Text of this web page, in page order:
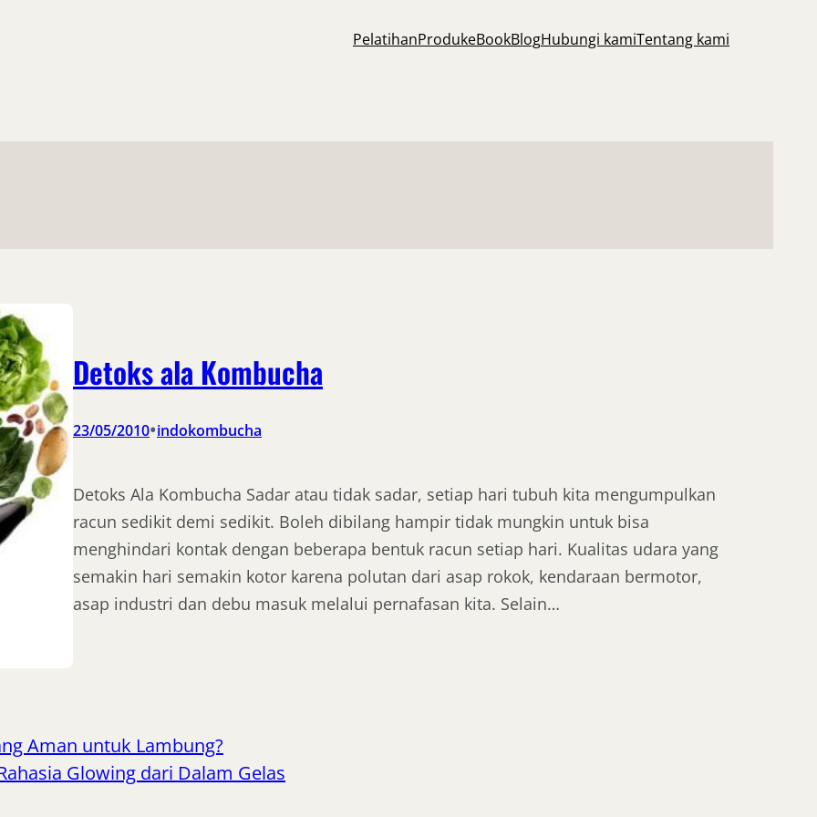
PelatihanProdukeBookBlogHubungi kamiTentang kami
Detoks ala Kombucha
23/05/2010•indokombucha
Detoks Ala Kombucha Sadar atau tidak sadar, setiap hari tubuh kita mengumpulkan
racun sedikit demi sedikit. Boleh dibilang hampir tidak mungkin untuk bisa
menghindari kontak dengan beberapa bentuk racun setiap hari. Kualitas udara yang
semakin hari semakin kotor karena polutan dari asap rokok, kendaraan bermotor,
asap industri dan debu masuk melalui pernafasan kita. Selain…
Aman untuk Lambung?
Glowing dari Dalam Gelas